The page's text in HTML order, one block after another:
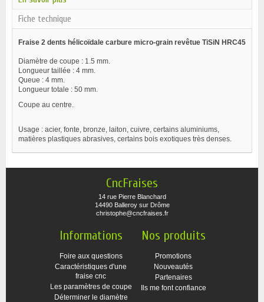
Fiche technique
Fraise 2 dents hélicoïdale carbure micro-grain revêtue TiSiN HRC45
Diamètre de coupe : 1.5 mm.
Longueur taillée : 4 mm.
Queue : 4 mm.
Longueur totale : 50 mm.
Coupe au centre.
Usage : acier, fonte, bronze, laiton, cuivre, certains aluminiums,
matières plastiques abrasives, certains bois exotiques très denses.
CncFraises
14 rue Pierre Blanchard
14490 Balleroy sur Drôme
christophe@cncfraises.fr
Informations
Foire aux questions
Caractéristiques d'une
fraise cnc
Les paramètres de coupe
Déterminer le diamètre
Nos produits
Promotions
Nouveautés
Partenaires
Ils me font confiance